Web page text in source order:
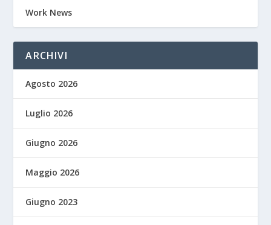
Work News
ARCHIVI
Agosto 2026
Luglio 2026
Giugno 2026
Maggio 2026
Giugno 2023